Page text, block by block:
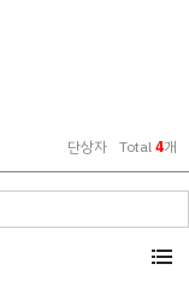
Total4개
단상자